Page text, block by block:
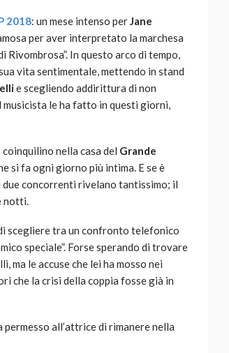
2018: un mese intenso perJane
per aver interpretato la marchesa
Rivombrosa”. In questo arco di tempo,
vita sentimentale, mettendo in stand
e scegliendo addirittura di non
musicista le ha fatto in questi giorni,
coinquilino nella casa del Grande
si fa ogni giorno più intima. E se è
concorrenti rivelano tantissimo; il
notti.
scegliere tra un confronto telefonico
speciale”. Forse sperando di trovare
ma le accuse che lei ha mosso nei
che la crisi della coppia fosse già in
all’attrice di rimanere nella
AUTO SPORT
MG alle Final 8 di Coppa
Davis: tennis mondiale e
passione per
l’automobilismo
abbracciano la stessa causa